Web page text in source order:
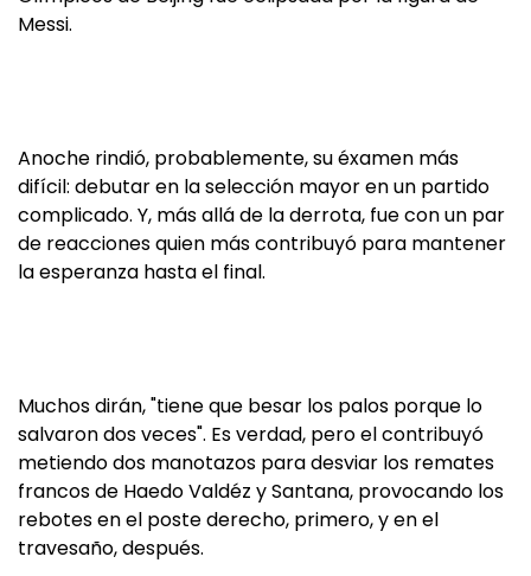
Messi.
Anoche rindió, probablemente, su éxamen más
difícil: debutar en la selección mayor en un partido
complicado. Y, más allá de la derrota, fue con un par
de reacciones quien más contribuyó para mantener
la esperanza hasta el final.
Muchos dirán, "tiene que besar los palos porque lo
salvaron dos veces". Es verdad, pero el contribuyó
metiendo dos manotazos para desviar los remates
francos de Haedo Valdéz y Santana, provocando los
rebotes en el poste derecho, primero, y en el
travesaño, después.